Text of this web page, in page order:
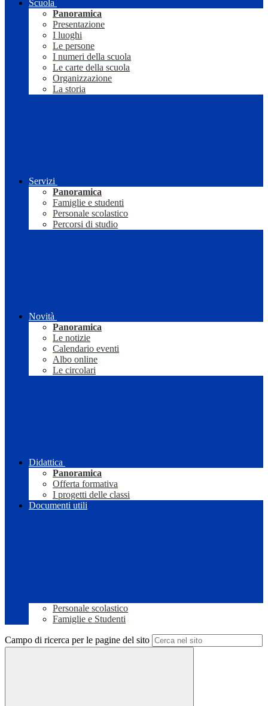
Scuola
Panoramica
Presentazione
I luoghi
Le persone
I numeri della scuola
Le carte della scuola
Organizzazione
La storia
Servizi
Panoramica
Famiglie e studenti
Personale scolastico
Percorsi di studio
Novità
Panoramica
Le notizie
Calendario eventi
Albo online
Le circolari
Didattica
Panoramica
Offerta formativa
I progetti delle classi
Documenti utili
Personale scolastico
Famiglie e Studenti
Campo di ricerca per le pagine del sito